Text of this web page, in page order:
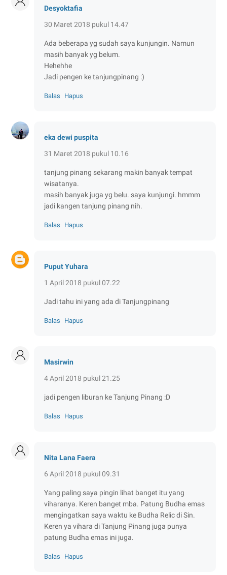
Desyoktafia
30 Maret 2018 pukul 14.47
Ada beberapa yg sudah saya kunjungin. Namun
masih banyak yg belum.
Hehehhe
Jadi pengen ke tanjungpinang :)
Balas Hapus
eka dewi puspita
31 Maret 2018 pukul 10.16
tanjung pinang sekarang makin banyak tempat
wisatanya.
masih banyak juga yg belu. saya kunjungi. hmmm
jadi kangen tanjung pinang nih.
Balas Hapus
Puput Yuhara
1 April 2018 pukul 07.22
Jadi tahu ini yang ada di Tanjungpinang
Balas Hapus
Masirwin
4 April 2018 pukul 21.25
jadi pengen liburan ke Tanjung Pinang :D
Balas Hapus
Nita Lana Faera
6 April 2018 pukul 09.31
Yang paling saya pingin lihat banget itu yang
viharanya. Keren banget mba. Patung Budha emas
mengingatkan saya waktu ke Budha Relic di Sin.
Keren ya vihara di Tanjung Pinang juga punya
patung Budha emas ini juga.
Balas Hapus